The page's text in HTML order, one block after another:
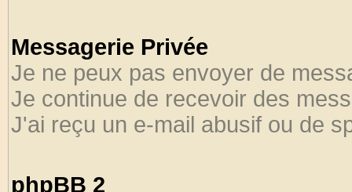
Messagerie Privée
Je ne peux pas envoyer de
Je continue de recevoir des
J'ai reçu un e-mail abusif ou de
phpBB 2